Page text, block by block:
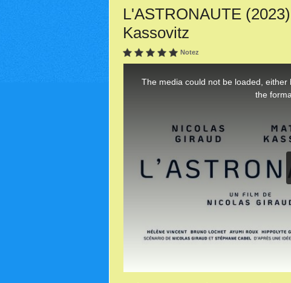
L'ASTRONAUTE
Kassovitz
Notez